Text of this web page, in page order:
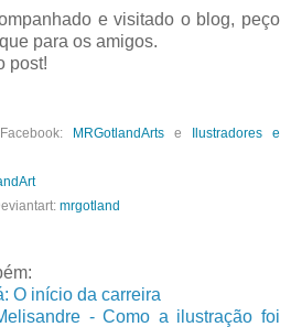
e visitado o blog, peço
para os amigos.
post!
MRGotlandArts e Ilustradores e
mrgotland
O início da carreira
- Como a ilustração foi